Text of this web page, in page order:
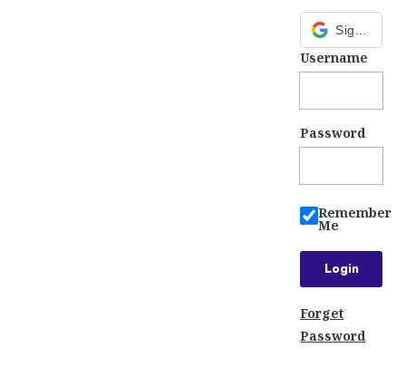
Username
Password
Remember
Me
Forget
Password